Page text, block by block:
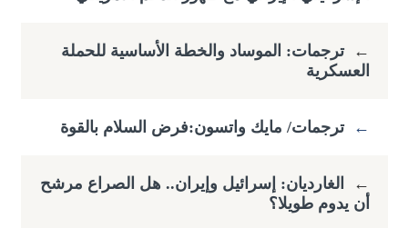
← ترجمات: الموساد والخطة الأساسية للحملة
العسكرية
← ترجمات/ مايك واتسون:فرض السلام بالقوة
←
الغارديان: إسرائيل وإيران.. هل الصراع مرشح
أن يدوم طويلا؟